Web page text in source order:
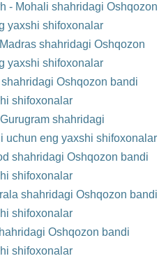
- Mohali shahridagi Oshqozon
yaxshi shifoxonalar
shahridagi Oshqozon
yaxshi shifoxonalar
Oshqozon bandi
shifoxonalar
shahridagi
uchun eng yaxshi shifoxonalar
shahridagi Oshqozon bandi
shifoxonalar
shahridagi Oshqozon bandi
shifoxonalar
Oshqozon bandi
shifoxonalar